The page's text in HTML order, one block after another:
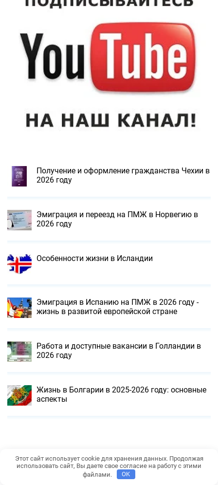
Получение и оформление гражданства Чехии в
2026 году
Эмиграция и переезд на ПМЖ в Норвегию в
2026 году
Особенности жизни в Исландии
Эмиграция в Испанию на ПМЖ в 2026 году -
жизнь в развитой европейской стране
Работа и доступные вакансии в Голландии в
2026 году
Жизнь в Болгарии в 2025-2026 году: основные
аспекты
Этот сайт использует cookie для хранения данных. Продолжая
использовать сайт, Вы даете свое согласие на работу с этими
файлами.
OK